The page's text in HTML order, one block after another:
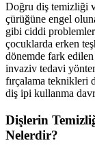
Doğru diş temizliği
çürüğüne engel
gibi ciddi
çocuklarda erken
dönemde fark
invaziv tedavi
fırçalama teknikleri
diş ipi kullanma
Dişlerin
Nelerdir?